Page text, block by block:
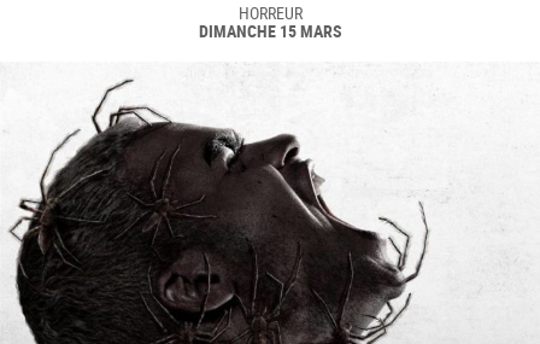
HORREUR
DIMANCHE 15 MARS